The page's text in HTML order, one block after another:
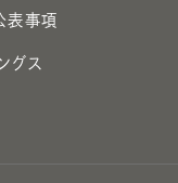
表事項
グス